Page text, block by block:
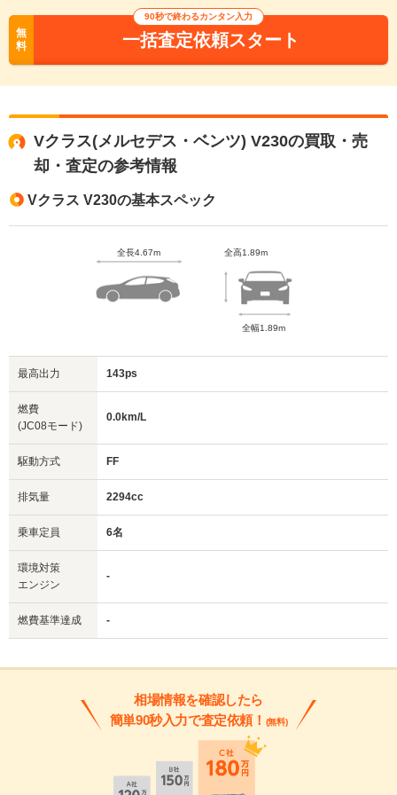
無
料
90秒で終わるカンタン入力
一括査定依頼スタート
Vクラス(メルセデス・ベンツ) V230の買取・売
却・査定の参考情報
Vクラス V230の基本スペック
全長4.67m 全高1.89m
全幅1.89m
最高出力 143ps
燃費
(JC08モード)
0.0km/L
駆動方式 FF
排気量 2294cc
乗車定員 6名
環境対策
エンジン
-
燃費基準達成 -
相場情報を確認したら
簡単90秒入力で査定依頼！ (無料)